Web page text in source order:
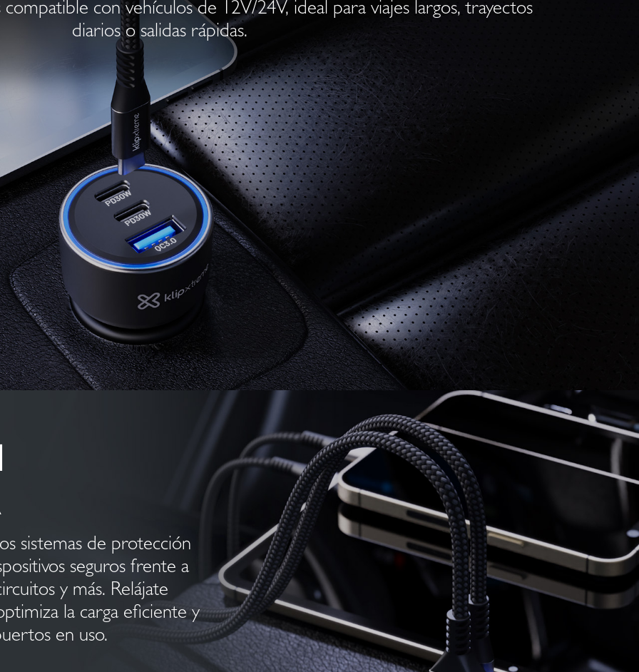
con vehículos de 12V/24V, ideal para viajes largos, trayectos
diarios o salidas rápidas.
sistemas de protección
seguros frente a
y más. Relájate
la carga eficiente y
en uso.